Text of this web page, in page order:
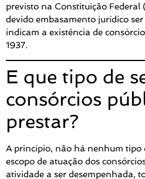
previsto na Constituição Federal
devido embasamento jurídico
indicam a existência de
1937.
E que tipo de
consórcios
prestar?
A princípio, não há nenhum tipo
escopo de atuação dos
atividade a ser desempenhada,